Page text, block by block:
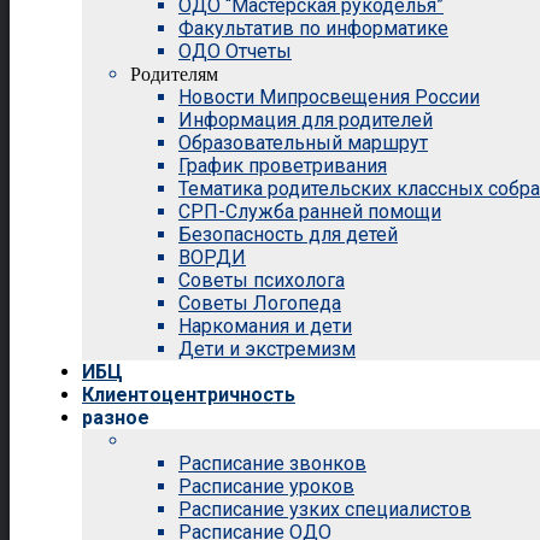
ОДО “Мастерская рукоделья”
Факультатив по информатике
ОДО Отчеты
Родителям
Новости Мипросвещения России
Информация для родителей
Образовательный маршрут
График проветривания
Тематика родительских классных
СРП-Служба ранней помощи
Безопасность для детей
ВОРДИ
Советы психолога
Советы Логопеда
Наркомания и дети
Дети и экстремизм
ИБЦ
Клиентоцентричность
разное
Расписание звонков
Расписание уроков
Расписание узких специалистов
Расписание ОДО